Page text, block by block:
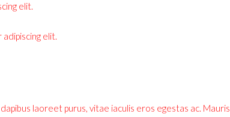
elit.
elit.
laoreet purus, vitae iaculis eros egestas ac. Mauris